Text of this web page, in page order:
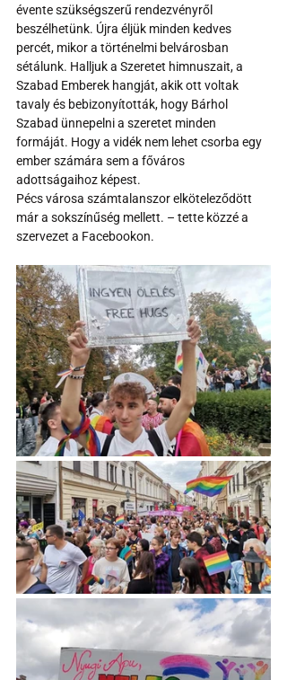
évente szükségszerű rendezvényről
beszélhetünk. Újra éljük minden kedves
percét, mikor a történelmi belvárosban
sétálunk. Halljuk a Szeretet himnuszait, a
Szabad Emberek hangját, akik ott voltak
tavaly és bebizonyították, hogy Bárhol
Szabad ünnepelni a szeretet minden
formáját. Hogy a vidék nem lehet csorba egy
ember számára sem a főváros
adottságaihoz képest.
Pécs városa számtalanszor elköteleződött
már a sokszínűség mellett. – tette közzé a
szervezet a Facebookon.